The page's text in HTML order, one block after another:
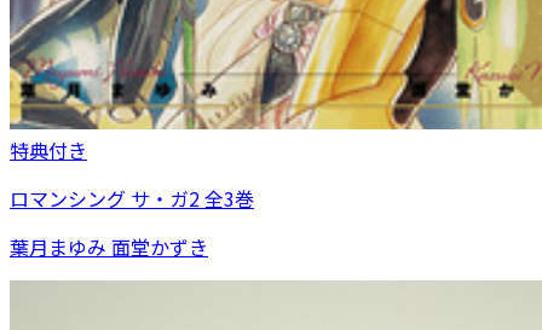
特典付き
ロマンシング サ・ガ2 全3巻
葉月まゆみ 面堂かずき